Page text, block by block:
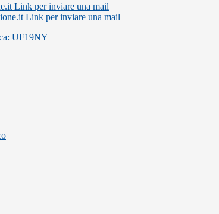
Link per inviare una mail
Link per inviare una mail
UF19NY